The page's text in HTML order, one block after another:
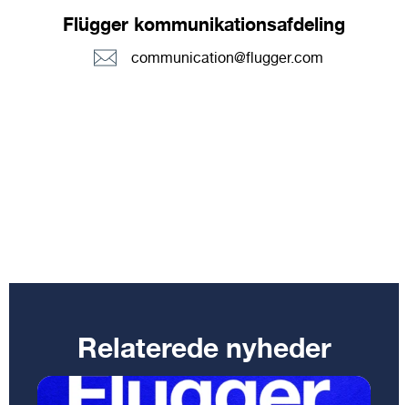
Flügger kommunikationsafdeling
communication@flugger.com
Relaterede nyheder